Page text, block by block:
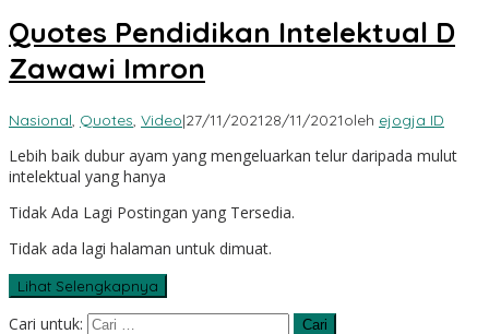
Quotes Pendidikan Intelektual D
Zawawi Imron
Nasional, Quotes, Video|27/11/202128/11/2021oleh ejogja ID
Lebih baik dubur ayam yang mengeluarkan telur daripada mulut
intelektual yang hanya
Tidak Ada Lagi Postingan yang Tersedia.
Tidak ada lagi halaman untuk dimuat.
Lihat Selengkapnya
Cari untuk: